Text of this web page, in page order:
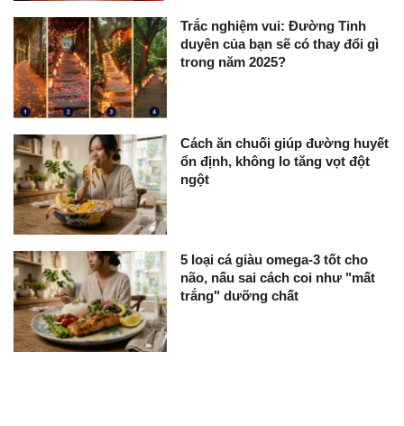
Trắc nghiệm vui: Đường Tinh
duyên của bạn sẽ có thay đổi gì
trong năm 2025?
Cách ăn chuối giúp đường huyết
ổn định, không lo tăng vọt đột
ngột
5 loại cá giàu omega-3 tốt cho
não, nấu sai cách coi như "mất
trắng" dưỡng chất